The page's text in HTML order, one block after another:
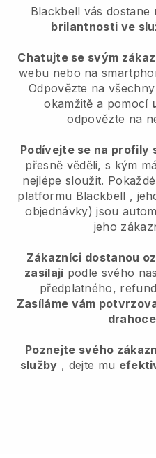
Blackbell vás
brilantnosti ve
Chatujte se svým
webu nebo na
Odpovězte na
okamžitě a pomocí
odpovězte na
Podívejte se na profily
přesně věděli, s kým
nejlépe sloužit.
platformu Blackbell ,
objednávky) jsou
jeho
Zákazníci dostanou
zasílajípodle svého
předplatného,
Zasíláme vám
Poznejte svého
služby , dejte mu